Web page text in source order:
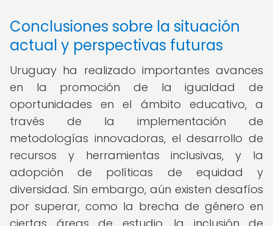
Conclusiones sobre la situación
actual y perspectivas futuras
Uruguay ha realizado importantes avances
en la promoción de la igualdad de
oportunidades en el ámbito educativo, a
través de la implementación de
metodologías innovadoras, el desarrollo de
recursos y herramientas inclusivas, y la
adopción de políticas de equidad y
diversidad. Sin embargo, aún existen desafíos
por superar, como la brecha de género en